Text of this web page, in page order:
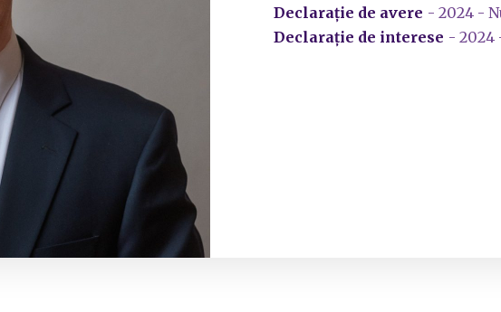
Declarație de avere - 2024 -
Declarație de interese - 2024